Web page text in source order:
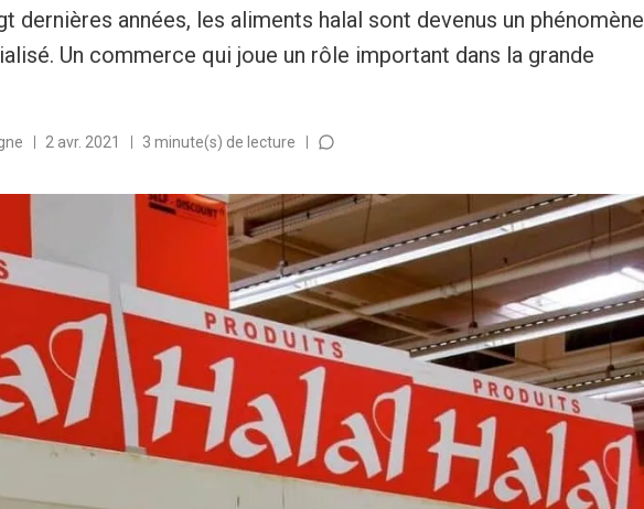
dernières années, les aliments halal sont devenus un phénomène
Un commerce qui joue un rôle important dans la grande
2 avr. 2021 3 minute(s) de lecture